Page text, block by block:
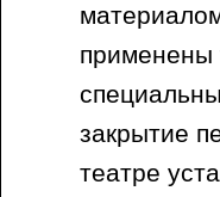
применены
закрытие
театре